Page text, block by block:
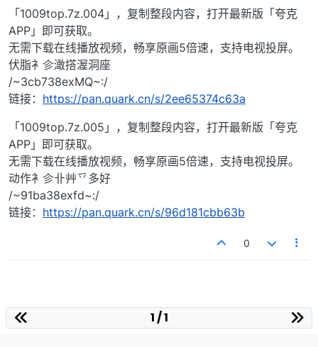
「1009top.7z.004」，复制整段内容，打开最新版「夸克
APP」即可获取。
无需下载在线播放视频，畅享原画5倍速，支持电视投屏。
伏脂衤㐱澉撘渥洞座
/~3cb738exMQ~:/
链接： https://pan.quark.cn/s/2ee65374c63a
「1009top.7z.005」，复制整段内容，打开最新版「夸克
APP」即可获取。
无需下载在线播放视频，畅享原画5倍速，支持电视投屏。
动作衤㐱卝艸乊​多好
/~91ba38exfd~:/
链接： https://pan.quark.cn/s/96d181cbb63b
0
1 / 1